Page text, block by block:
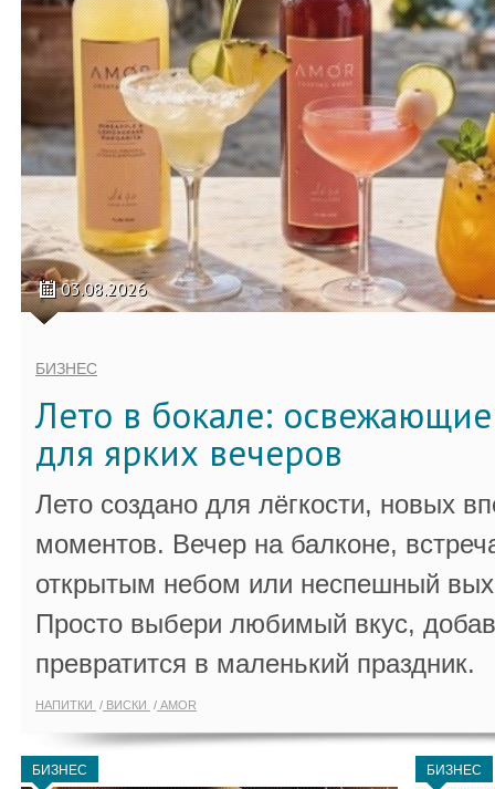
03.08.2026
БИЗНЕС
Лето в бокале:
для ярких вечеров
Лето создано для лёгкости, новых
моментов. Вечер на балконе,
открытым небом или неспешный
Просто выбери любимый вкус,
превратится в маленький праздник.
НАПИТКИ ВИСКИ AMOR
БИЗНЕС БИЗНЕС